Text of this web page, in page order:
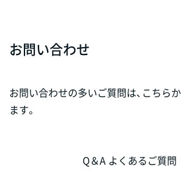
お問い合わせ
お問い合わせの多いご質問は、こちら
ます。
Q＆A よくあるご質問